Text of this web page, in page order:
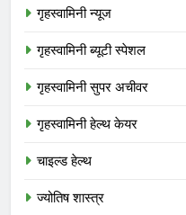
गृहस्वामिनी न्यूज
गृहस्वामिनी ब्यूटी स्पेशल
गृहस्वामिनी सुपर अचीवर
गृहस्वामिनी हेल्थ केयर
चाइल्ड हेल्थ
ज्योतिष शास्त्र